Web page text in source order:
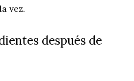
vez.
después de